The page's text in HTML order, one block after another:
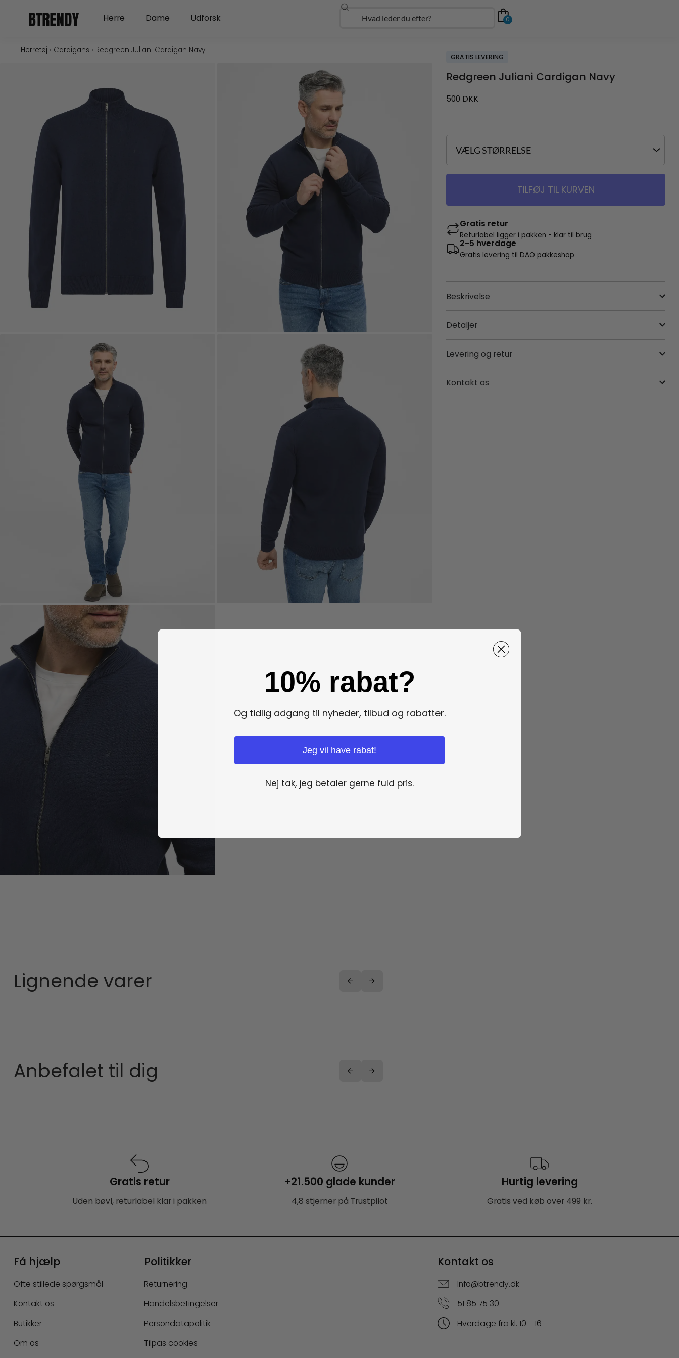
Herre Open Herre
Dame Open Dame
Udforsk Søg 0
Herretøj › Cardigans › Redgreen Juliani Cardigan Navy
GRATIS LEVERING
Redgreen Juliani Cardigan Navy
500 DKK
TILFØJ TIL KURVEN
Gratis retur
Returlabel ligger i pakken - klar til brug
2-5 hverdage
Gratis levering til DAO pakkeshop
Beskrivelse
Detaljer
Levering og retur
Kontakt os
Lignende varer
Anbefalet til dig
Gratis retur
Uden bøvl, returlabel klar i pakken
+21.500 glade kunder
4,8 stjerner på Trustpilot
Hurtig levering
Gratis ved køb over 499 kr.
Få hjælp
Ofte stillede spørgsmål
Kontakt os
Butikker
Om os
Politikker
Returnering
Handelsbetingelser
Persondatapolitik
Tilpas cookies
Kontakt os
Info@btrendy.dk
51 85 75 30
Hverdage fra kl. 10 - 16
10% rabat?
Og tidlig adgang til nyheder, tilbud og rabatter.
Jeg vil have rabat!
Nej tak, jeg betaler gerne fuld pris.